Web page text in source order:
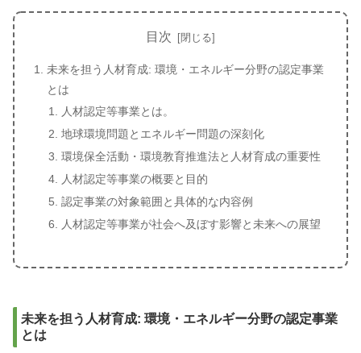
目次
未来を担う人材育成: 環境・エネルギー分野の認定事業
とは
人材認定等事業とは。
地球環境問題とエネルギー問題の深刻化
環境保全活動・環境教育推進法と人材育成の重要性
人材認定等事業の概要と目的
認定事業の対象範囲と具体的な内容例
人材認定等事業が社会へ及ぼす影響と未来への展望
未来を担う人材育成: 環境・エネルギー分野の認定事業
とは